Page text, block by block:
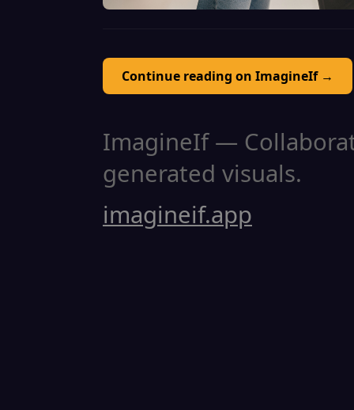
Continue reading on ImagineIf →
ImagineIf —
generated visuals.
imagineif.app